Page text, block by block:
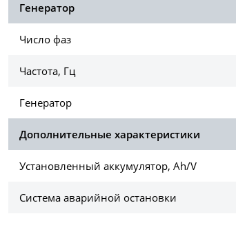
Генератор
Число фаз
Частота, Гц
Генератор
Дополнительные характеристики
Установленный аккумулятор, Ah/V
Система аварийной остановки